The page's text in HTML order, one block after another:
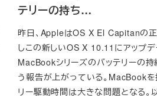
テリーの持ち…
昨日、AppleはOS X El Capitanの正
しこの新しいOS X 10.11にアップデ
MacBookシリーズのバッテリーの
う報告が上がっている。MacBook
リー駆動時間は大きな問題となる。